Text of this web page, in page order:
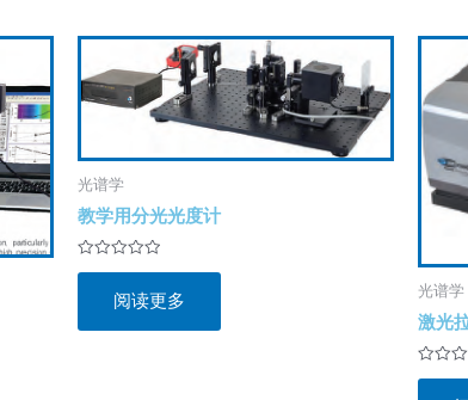
光谱学
教学用分光光度计
评
&sol;
5
阅读更多 光谱学
激光
评